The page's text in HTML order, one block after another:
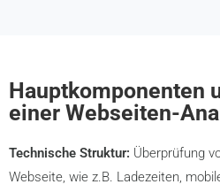
Hauptkomponenten
einer Webseiten-
Technische Struktur: Überprüfung
Webseite, wie z.B. Ladezeiten,